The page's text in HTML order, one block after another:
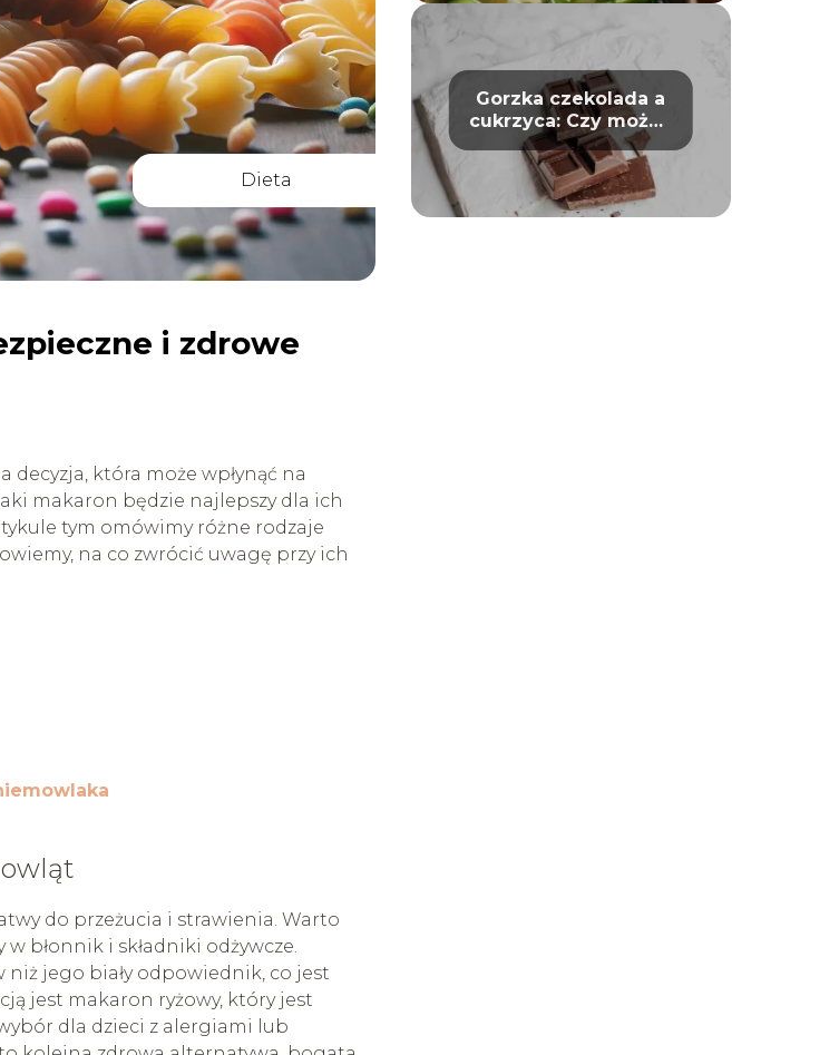
Dieta
i zdrowe
która może wpłynąć na
makaron będzie najlepszy dla ich
tym omówimy różne rodzaje
na co zwrócić uwagę przy ich
do przeżucia i strawienia. Warto
błonnik i składniki odżywcze.
niż jego biały odpowiednik, co jest
jest makaron ryżowy, który jest
dla dzieci z alergiami lub
Gorzka czekolada a
cukrzyca: Czy można
bezpiecznie ją jeść?